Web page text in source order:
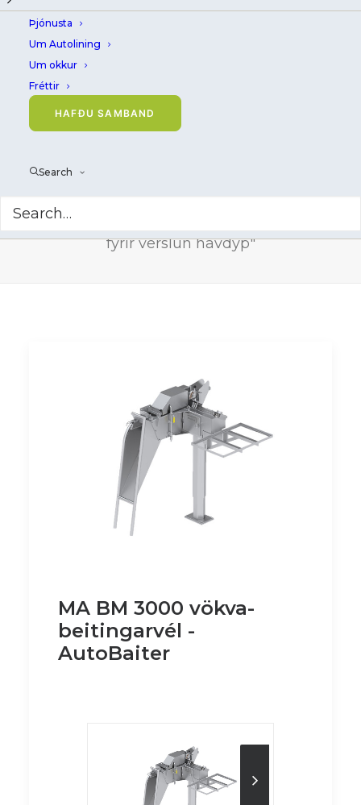
Þjónusta
Um Autolining
Um okkur
Fréttir
HAFÐU SAMBAND
Search
Hydrauliske kerfi fyrir verslun havdyp
Home
Archive by Category "Hydrauliske kerfi
fyrir verslun havdyp"
MA BM 3000 vökva-
beitingarvél -
AutoBaiter